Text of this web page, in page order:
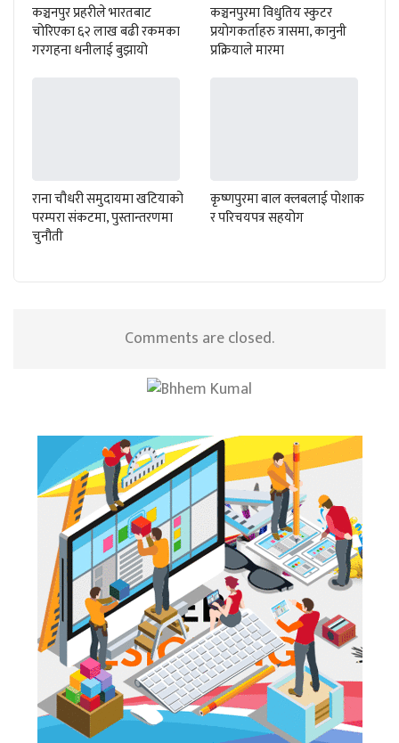
कञ्चनपुर प्रहरीले भारतबाट
चोरिएका ६२ लाख बढी रकमका
गरगहना धनीलाई बुझायो
कञ्चनपुरमा विधुतिय स्कुटर
प्रयोगकर्ताहरु त्रासमा, कानुनी
प्रक्रियाले मारमा
राना चौधरी समुदायमा खटियाको
परम्परा संकटमा, पुस्तान्तरणमा
चुनौती
कृष्णपुरमा बाल क्लबलाई पोशाक
र परिचयपत्र सहयोग
Comments are closed.